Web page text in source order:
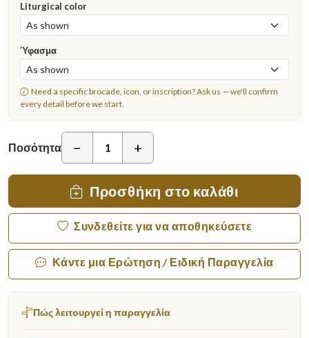
Liturgical color
Ύφασμα
Need a specific brocade, icon, or inscription?Ask us — we'll confirm
every detail before we start.
Ποσότητα − +
Προσθήκη στο καλάθι
Συνδεθείτε για να αποθηκεύσετε
Κάντε μια Ερώτηση / Ειδική Παραγγελία
Πώς λειτουργεί η παραγγελία